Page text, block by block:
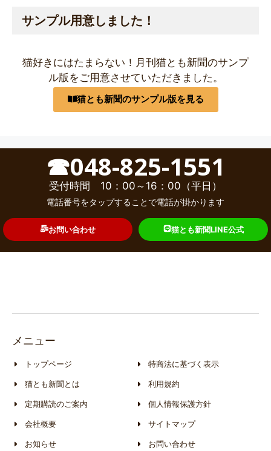
サンプル用意しました！
猫好きにはたまらない！月刊猫とも新聞のサンプ
ル版をご用意させていただきました。
猫とも新聞のサンプル版を見る
☎048-825-1551
受付時間 10：00～16：00（平日）
電話番号をタップすることで電話が掛かります
お問い合わせ 猫とも新聞LINE公式
メニュー
トップページ
猫とも新聞とは
定期購読のご案内
会社概要
お知らせ
特商法に基づく表示
利用規約
個人情報保護方針
サイトマップ
お問い合わせ